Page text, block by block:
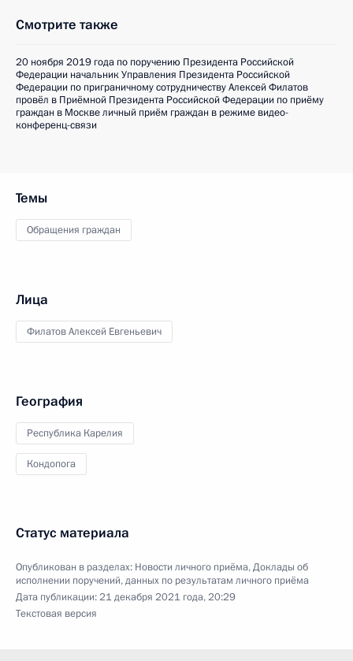
Смотрите также
20 ноября 2019 года по поручению Президента Российской
Федерации начальник Управления Президента Российской
Федерации по приграничному сотрудничеству Алексей Филатов
провёл в Приёмной Президента Российской Федерации по приёму
граждан в Москве личный приём граждан в режиме видео-
конференц-связи
Темы
Обращения граждан
Лица
Филатов Алексей Евгеньевич
География
Республика Карелия
Кондопога
Статус материала
Опубликован в разделах: Новости личного приёма,Доклады об
исполнении поручений, данных по результатам личного приёма
Дата публикации:21 декабря 2021 года, 20:29
Текстовая версия